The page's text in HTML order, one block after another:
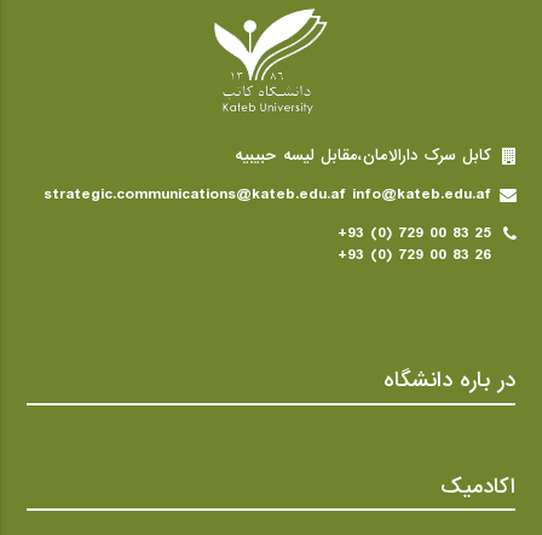
کابل سرک دارالامان،مقابل لیسه حبیبیه
strategic.communications@kateb.edu.af info@kateb.edu.af
+93 (0) 729 00 83 25
+93 (0) 729 00 83 26
در باره دانشگاه
اکادمیک